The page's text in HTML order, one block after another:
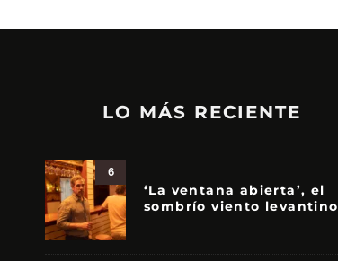
LO MÁS RECIENTE
6
‘La ventana abierta’, el
sombrío viento levantino